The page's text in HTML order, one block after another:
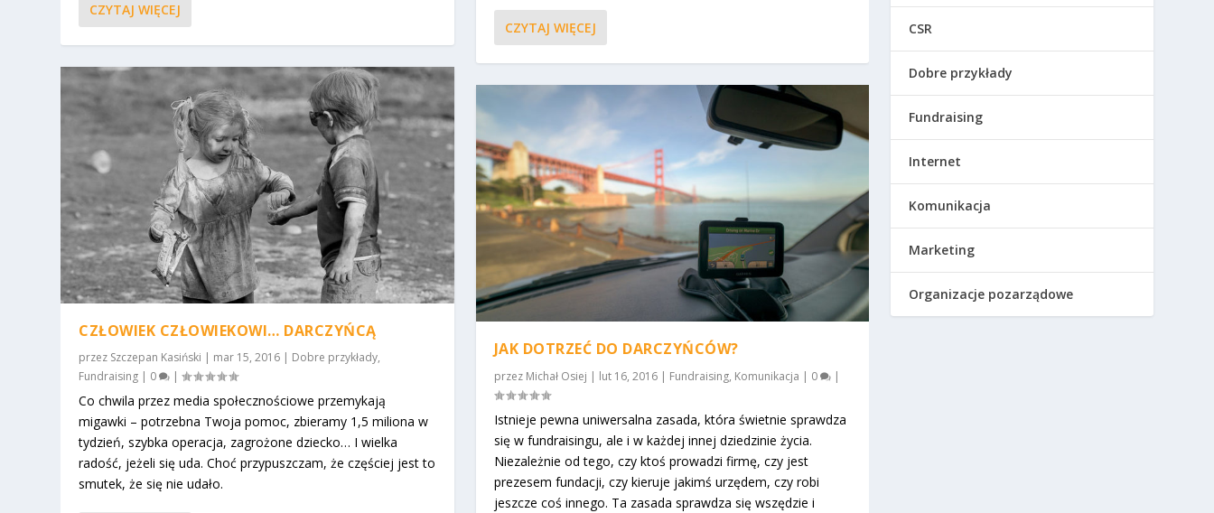
CZYTAJ WIĘCEJ
CZŁOWIEK CZŁOWIEKOWI… DARCZYŃCĄ
przez Szczepan Kasiński | mar 15, 2016 | Dobre przykłady,
Fundraising | 0 |
Co chwila przez media społecznościowe przemykają
migawki – potrzebna Twoja pomoc, zbieramy 1,5 miliona w
tydzień, szybka operacja, zagrożone dziecko… I wielka
radość, jeżeli się uda. Choć przypuszczam, że częściej jest to
smutek, że się nie udało.
CZYTAJ WIĘCEJ
JAK DOTRZEĆ DO DARCZYŃCÓW?
przez Michał Osiej | lut 16, 2016| Fundraising, Komunikacja | 0 |
Istnieje pewna uniwersalna zasada, która świetnie sprawdza
się w fundraisingu, ale i w każdej innej dziedzinie życia.
Niezależnie od tego, czy ktoś prowadzi firmę, czy jest
prezesem fundacji, czy kieruje jakimś urzędem, czy robi
jeszcze coś innego. Ta zasada sprawdza się wszędzie i
CSR
Dobre przykłady
Fundraising
Internet
Komunikacja
Marketing
Organizacje pozarządowe